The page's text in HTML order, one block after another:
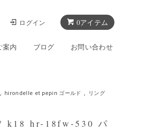
0アイテム
ログイン
案内 ブログ お問い合わせ
, hirondelle et pepin ゴールド ,
リング
k18 hr-18fw-530 パ